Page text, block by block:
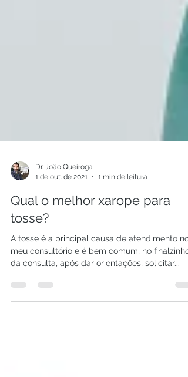
1 de out. de 2021
Qual o melhor xarope para
tosse?
A tosse é a principal causa de atendimento no
meu consultório e é bem comum, no finalzinho
da consulta, após dar orientações, solicitar...